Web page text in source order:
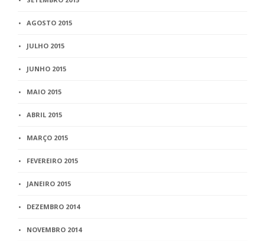
AGOSTO 2015
JULHO 2015
JUNHO 2015
MAIO 2015
ABRIL 2015
MARÇO 2015
FEVEREIRO 2015
JANEIRO 2015
DEZEMBRO 2014
NOVEMBRO 2014